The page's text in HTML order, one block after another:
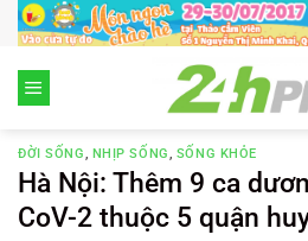
Chuyển
đến
nội
dung
ĐỜI SỐNG, NHỊP SỐNG, SỐNG KHỎE
Hà Nội: Thêm 9 ca
CoV-2 thuộc 5 quận